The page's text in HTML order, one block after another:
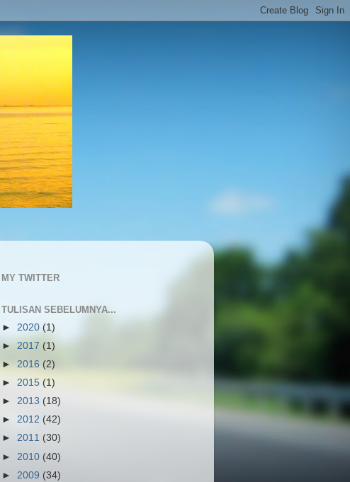
MY TWITTER
TULISAN SEBELUMNYA...
► 2020 (1)
► 2017 (1)
► 2016 (2)
► 2015 (1)
► 2013 (18)
► 2012 (42)
► 2011 (30)
► 2010 (40)
► 2009 (34)